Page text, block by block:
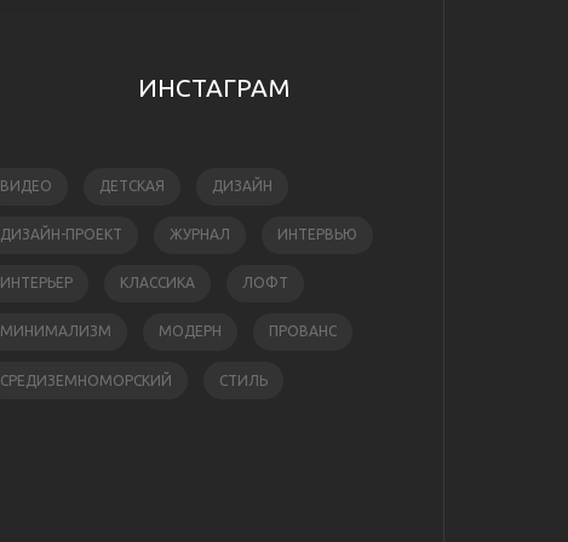
ИНСТАГРАМ
ВИДЕО ДЕТСКАЯ ДИЗАЙН
ДИЗАЙН-ПРОЕКТ ЖУРНАЛ ИНТЕРВЬЮ
ИНТЕРЬЕР КЛАССИКА ЛОФТ
МИНИМАЛИЗМ МОДЕРН ПРОВАНС
СРЕДИЗЕМНОМОРСКИЙ СТИЛЬ